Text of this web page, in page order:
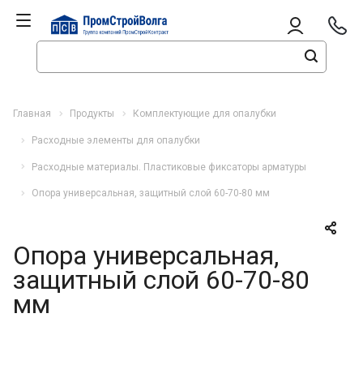
Главная Продукты Комплектующие для опалубки
Расходные элементы для опалубки
Расходные материалы. Пластиковые фиксаторы арматуры
Опора универсальная, защитный слой 60-70-80 мм
Опора универсальная,
защитный слой 60-70-80
мм